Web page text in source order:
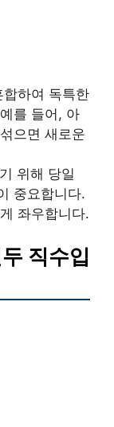
하여 독특한
를 들어, 아
으면 새로운
위해 당일
중요합니다.
좌우합니다.
직수입